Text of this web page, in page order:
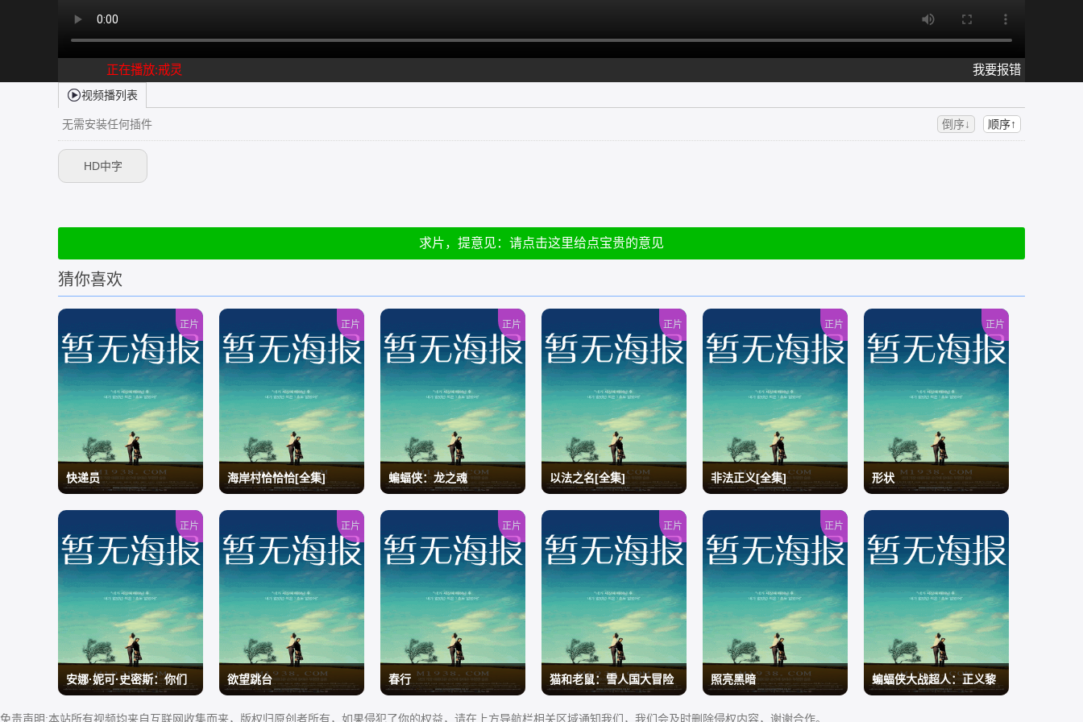
正在播放:戒灵 我要报错
视频播列表
无需安装任何插件 倒序↓ 顺序↑
HD中字
求片，提意见：请点击这里给点宝贵的意见
猜你喜欢
快递员
/
正片
海岸村恰恰恰[全集]
/
正片
蝙蝠侠：龙之魂
/
正片
以法之名[全集]
/
正片
非法正义[全集]
/
正片
形状
/
正片
安娜·妮可·史密斯：你们
不了解我
正片
欲望跳台
正片
春行
正片
猫和老鼠：雪人国大冒险
正片
照亮黑暗
正片
蝙蝠侠大战超人：正义黎
免责声明:本站所有视频均来自互联网收集而来，版权归原创者所有，如果侵犯了你的权益，请在上方导航栏相关区域通知我们，我们会及时删除侵权内容，谢谢合作。